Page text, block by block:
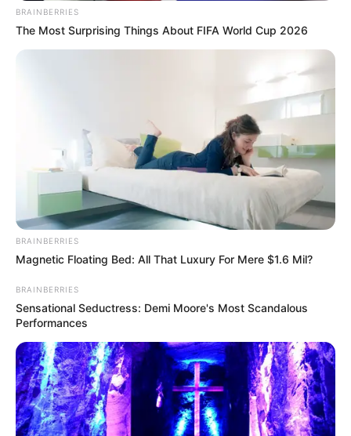
szólította fel Kapu Tibort: „Ne
tolja a Fidesz szekerét”
BRAINBERRIES
The Most Surprising Things About FIFA World Cup 2026
BRAINBERRIES
Magnetic Floating Bed: All That Luxury For Mere $1.6 Mil?
BRAINBERRIES
Sensational Seductress: Demi Moore's Most Scandalous
Performances